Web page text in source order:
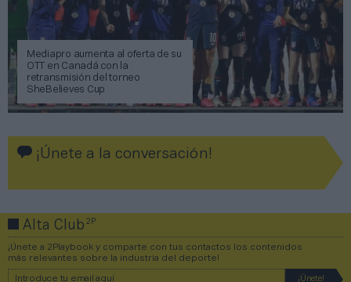
Mediapro aumenta al oferta de su
OTT en Canadá con la
retransmisión del torneo
SheBelieves Cup
¡Únete a la conversación!
Alta Club2P
¡Únete a 2Playbook y comparte con tus contactos los contenidos
más relevantes sobre la industria del deporte!